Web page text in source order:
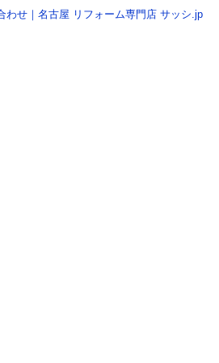
わせ｜名古屋 リフォーム専門店 サッシ.jp